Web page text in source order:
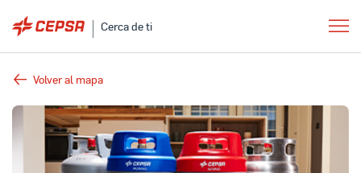
Cerca de ti
Volver al mapa